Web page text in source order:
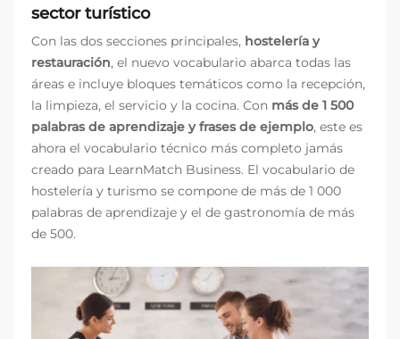
sector turístico
Con las dos secciones principales, hostelería y
restauración, el nuevo vocabulario abarca todas las
áreas e incluye bloques temáticos como la recepción,
la limpieza, el servicio y la cocina. Con más de 1 500
palabras de aprendizaje y frases de ejemplo, este es
ahora el vocabulario técnico más completo jamás
creado para LearnMatch Business. El vocabulario de
hostelería y turismo se compone de más de 1 000
palabras de aprendizaje y el de gastronomía de más
de 500.